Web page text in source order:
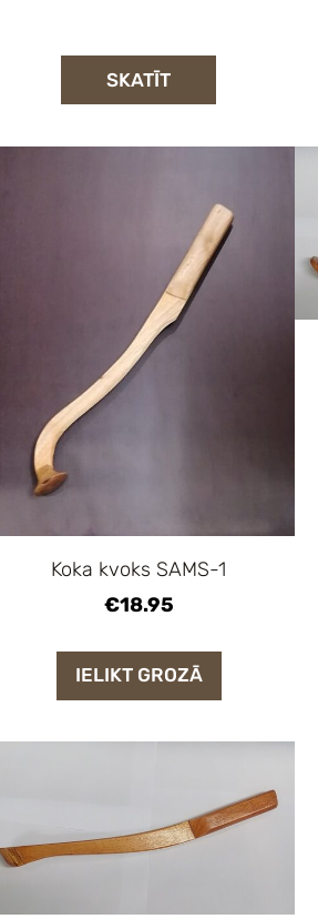
SKATĪT
Koka kvoks SAMS-1
€18.95
IELIKT GROZĀ